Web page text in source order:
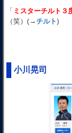
「 ミスターチルト３
（笑）(→チルト)
小川晃司